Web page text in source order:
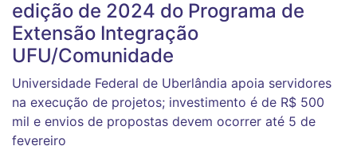
edição de 2024 do Programa de
Extensão Integração
UFU/Comunidade
Universidade Federal de Uberlândia apoia servidores
na execução de projetos; investimento é de R$ 500
mil e envios de propostas devem ocorrer até 5 de
fevereiro